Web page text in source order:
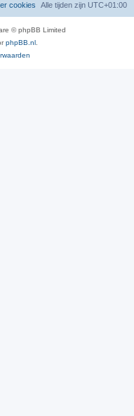
Alle tijden zijn UTC+01:00
cookies
© phpBB Limited
phpBB.nl